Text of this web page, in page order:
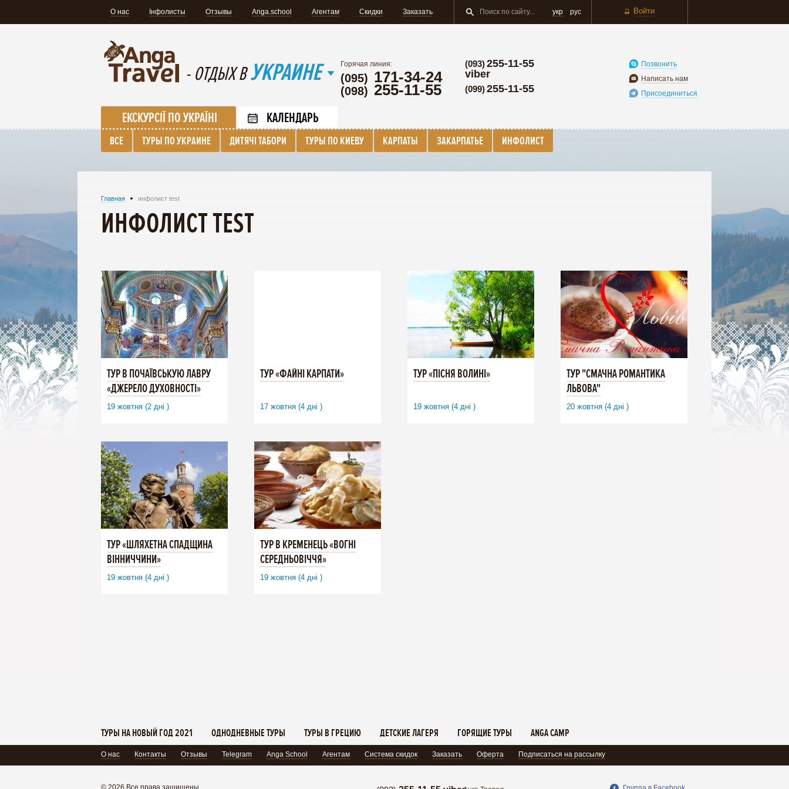
О нас Інфолисты Отзывы Anga.school Агентам Скидки Заказать Войти
укр рус
- ОТДЫХ В УКРАИНЕ Горячая линия:
(095) 171-34-24
(098) 255-11-55
(093)255-11-55
viber
(099)255-11-55
Позвонить
Написать нам
Присоединиться
ЕКСКУРСІЇ ПО УКРАЇНІ КАЛЕНДАРЬ
ВСЕ ТУРЫ ПО УКРАИНЕ ДИТЯЧІ ТАБОРИ ТУРЫ ПО КИЕВУ КАРПАТЫ ЗАКАРПАТЬЕ ИНФОЛИСТ
Главная инфолист test
ИНФОЛИСТ TEST
ТУР В ПОЧАЇВСЬКУЮ ЛАВРУ
«ДЖЕРЕЛО ДУХОВНОСТІ»
19 жовтня (2 дні )
ТУР «ФАЙНІ КАРПАТИ»
17 жовтня (4 дні )
ТУР «ПІСНЯ ВОЛИНІ»
19 жовтня (4 дні )
ТУР "СМАЧНА РОМАНТИКА
ЛЬВОВА"
20 жовтня (4 дні )
ТУР «ШЛЯХЕТНА СПАДЩИНА
ВІННИЧЧИНИ»
19 жовтня (4 дні )
ТУР В КРЕМЕНЕЦЬ «ВОГНІ
СЕРЕДНЬОВІЧЧЯ»
19 жовтня (4 дні )
ТУРЫ НА НОВЫЙ ГОД 2021 ОДНОДНЕВНЫЕ ТУРЫ ТУРЫ В ГРЕЦИЮ ДЕТСКИЕ ЛАГЕРЯ ГОРЯЩИЕ ТУРЫ ANGA CAMP
О нас Контакты Отзывы Telegram Anga School Агентам Система скидок Заказать Оферта Подписаться на рассылку
© 2026 Все права защищены.